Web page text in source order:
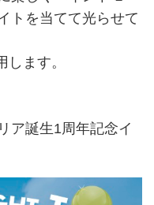
トを当てて光らせて
ます。
ア誕生1周年記念イ